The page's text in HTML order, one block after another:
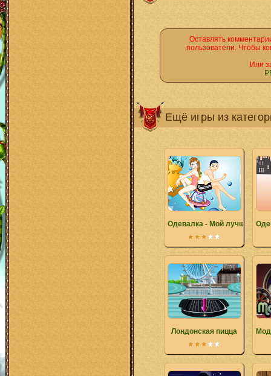
Оставлять
пользователи. Чтобы
Или
Ещё игры из
Одевалка - Мой лучший друг
Лондонская пицца